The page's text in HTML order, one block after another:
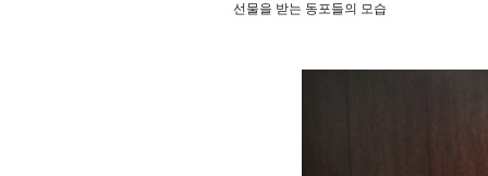
선물을 받는 동포들의 모습